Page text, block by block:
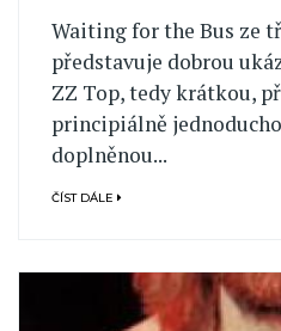
Waiting for the Bus ze
představuje dobrou
ZZ Top, tedy krátkou,
principiálně
doplněnou...
ČÍST DÁLE